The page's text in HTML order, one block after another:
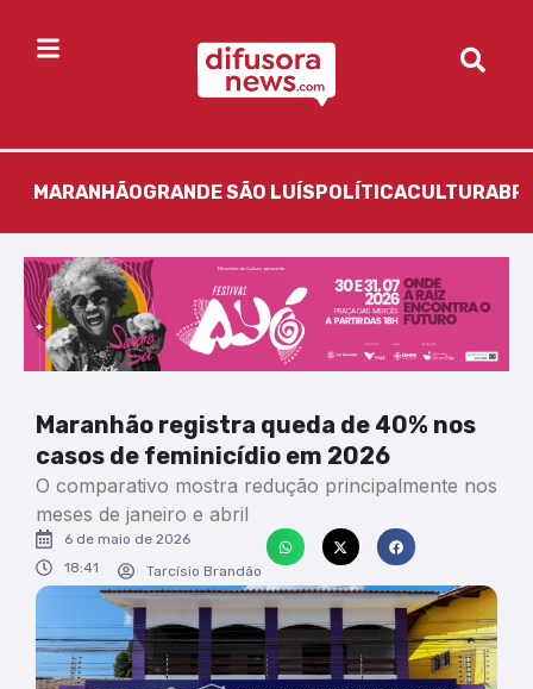
MARANHÃOGRANDE SÃO LUÍS POLÍTICACULTURA
Maranhão registra queda de 40% nos
casos de feminicídio em 2026
O comparativo mostra redução principalmente nos
meses de janeiro e abril
6 de maio de 2026
18:41
Tarcísio Brandão